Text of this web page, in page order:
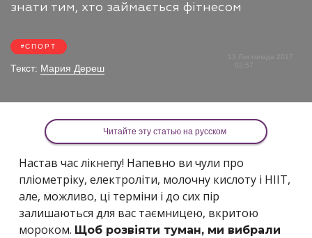
знати тим, хто займається фітнесом
СПОРТ
Текст: Мария Дереш
13 Листопада 2017
02:57
Читайте эту статью на русском
Настав час лікнепу! Напевно ви чули про
пліометріку, електроліти, молочну кислоту і HIIT,
але, можливо, ці терміни і до сих пір
залишаються для вас таємницею, вкритою
мороком. Щоб розвіяти туман, ми вибрали